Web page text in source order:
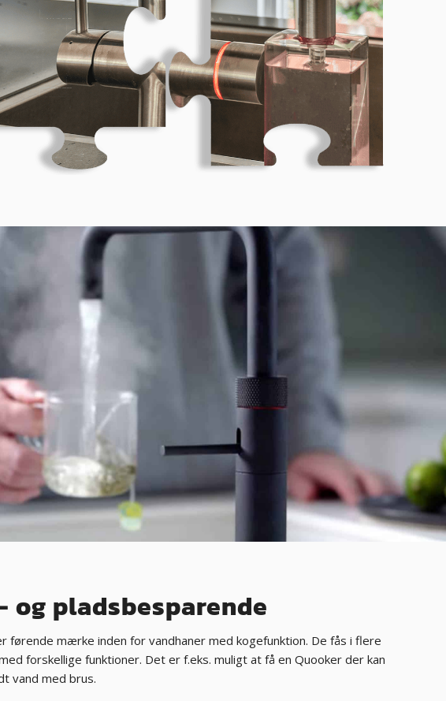
og pladsbesparende
førende mærke inden for vandhaner med kogefunktion. De fås i flere
forskellige funktioner. Det er f.eks. muligt at få en Quooker der kan
vand med brus.